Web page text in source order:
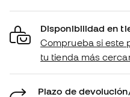
Disponibilidad en
Comprueba si este
tu tienda más
Plazo de